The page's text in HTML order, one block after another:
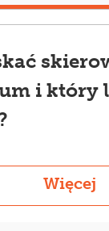
i który
Więcej